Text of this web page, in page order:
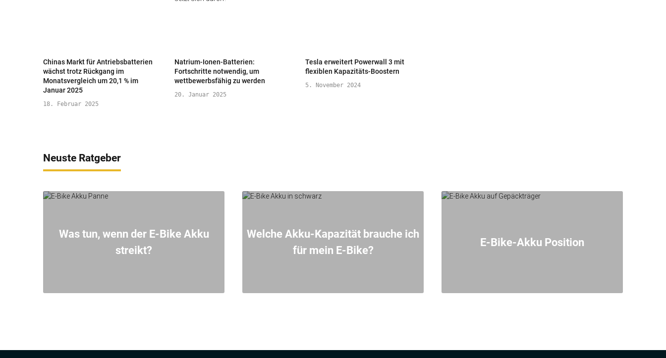
Chinas Markt für Antriebsbatterien
wächst trotz Rückgang im
Monatsvergleich um 20,1 % im
Januar 2025
18. Februar 2025
Natrium-Ionen-Batterien:
Fortschritte notwendig, um
wettbewerbsfähig zu werden
20. Januar 2025
Tesla erweitert Powerwall 3 mit
flexiblen Kapazitäts-Boostern
5. November 2024
Neuste Ratgeber
Was tun, wenn der E-Bike Akku
streikt?
Welche Akku-Kapazität brauche ich
für mein E-Bike?
E-Bike-Akku Position